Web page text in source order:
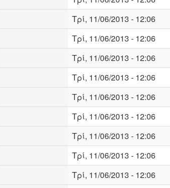
Τρί, 11/06/2013 - 12:06
Τρί, 11/06/2013 - 12:06
Τρί, 11/06/2013 - 12:06
Τρί, 11/06/2013 - 12:06
Τρί, 11/06/2013 - 12:06
Τρί, 11/06/2013 - 12:06
Τρί, 11/06/2013 - 12:06
Τρί, 11/06/2013 - 12:06
Τρί, 11/06/2013 - 12:06